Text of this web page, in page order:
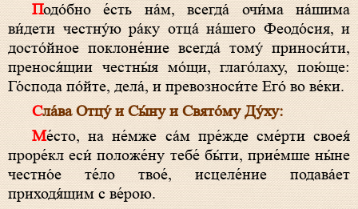
Подо́бно е́сть на́м, всегда́ очи́ма на́шима
ви́дети честну́ю ра́ку отца́ на́шего Феодо́сия, и
досто́йное поклоне́ние всегда́ тому́ приноси́ти,
пренося́щии честны́я мо́щи, глаго́лаху, пою́ще:
Го́спода по́йте, дела́, и превозноси́те Его́ во ве́ки.
Сла́ва Отцу́ и Сы́ну и Свято́му Ду́ху:
Ме́сто, на не́мже са́м пре́жде сме́рти своея́
проре́кл еси́ положе́ну тебе́ бы́ти, прие́мше ны́не
честно́е те́ло твое́, исцеле́ние подава́ет
приходя́щим с ве́рою.